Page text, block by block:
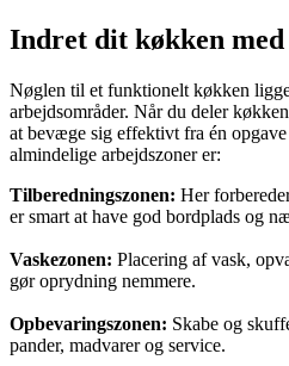
Indret dit køkken
Nøglen til et funktionelt køkken
arbejdsområder. Når du deler
at bevæge sig effektivt fra én
almindelige arbejdszoner er:
Tilberedningszonen: Her
er smart at have god bordplads og
Vaskezonen: Placering af vask,
gør oprydning nemmere.
Opbevaringszonen: Skabe og
pander, madvarer og service.